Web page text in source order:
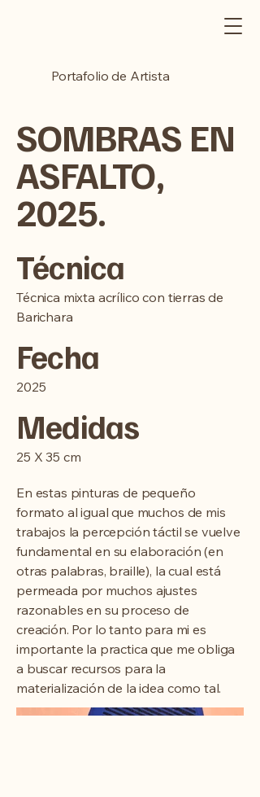
Portafolio de Artista
SOMBRAS EN
ASFALTO,
2025.
Técnica
Técnica mixta acrílico con tierras de
Barichara
Fecha
2025
Medidas
25 X 35 cm
En estas pinturas de pequeño
formato al igual que muchos de mis
trabajos la percepción táctil se vuelve
fundamental en su elaboración (en
otras palabras, braille), la cual está
permeada por muchos ajustes
razonables en su proceso de
creación. Por lo tanto para mi es
importante la practica que me obliga
a buscar recursos para la
materialización de la idea como tal.